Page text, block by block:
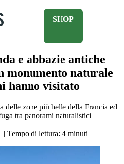
SHOP
e abbazie antiche
monumento naturale
hanno visitato
delle zone più belle della Francia ed
tra panorami naturalistici
| Tempo di lettura: 4 minuti